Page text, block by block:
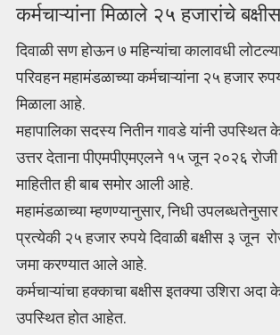
कर्मचाऱ्यांना मिळाले २५ हजारांचे बक्षीस
दिवाळी सण होऊन ७ महिन्यांचा कालावधी
परिवहन महामंडळाच्या कर्मचाऱ्यांना २५ हजार
मिळाला आहे.
महापालिका सदस्य नितीन गावडे यांनी उपस्थित
उत्तर देताना पीएमपीएमएलने १५ जून २०२६
माहितीत ही बाब समोर आली आहे.
महामंडळाच्या म्हणण्यानुसार, निधी उपलब्धतेनुसार
प्रत्येकी २५ हजार रुपये दिवाळी बक्षीस ३ जून
जमा करण्यात आले आहे.
कर्मचाऱ्यांचा हक्काचा बक्षीस इतक्या उशिरा अदा
उपस्थित होत आहेत.